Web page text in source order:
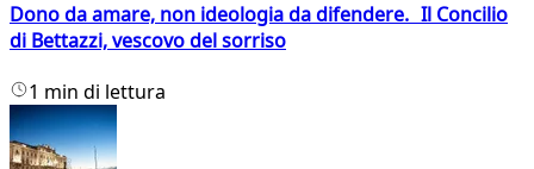
Dono da amare, non ideologia da difendere. Il Concilio
di Bettazzi, vescovo del sorriso
1 min di lettura